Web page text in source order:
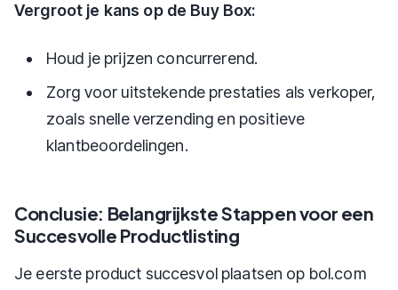
Vergroot je kans op de Buy Box:
Houd je prijzen concurrerend.
Zorg voor uitstekende prestaties als verkoper,
zoals snelle verzending en positieve
klantbeoordelingen.
Conclusie: Belangrijkste Stappen voor een
Succesvolle Productlisting
Je eerste product succesvol plaatsen op bol.com